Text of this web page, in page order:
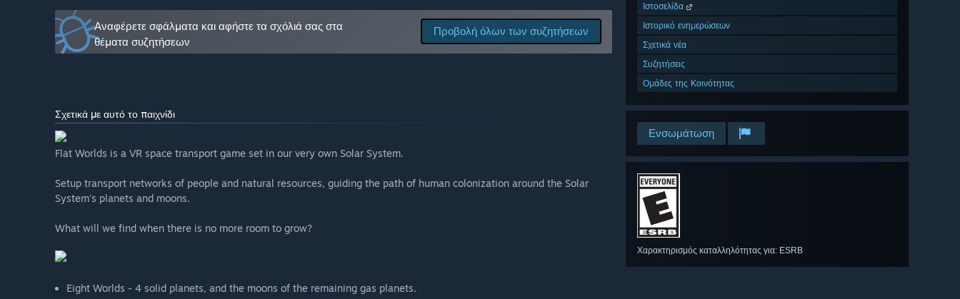
Ιστοσελίδα
Ιστορικό ενημερώσεων
Σχετικά νέα
Συζητήσεις
Ομάδες της Κοινότητας
Ενσωμάτωση
Χαρακτηρισμός καταλληλότητας για: ESRB
«6 out of 8 worlds are playable. There is currently no ending to the game.»
Το παιχνίδι θα έχει διαφορετική τιμή πριν και μετά την Πρόωρη πρόσβαση;
«The price may be slightly higher once the game hits full release.»
Προβολή όλων των συζητήσεων
Αναφέρετε σφάλματα και αφήστε τα σχόλιά σας στα
θέματα συζητήσεων
Σχετικά με αυτό το παιχνίδι
Flat Worlds is a VR space transport game set in our very own Solar System.
Setup transport networks of people and natural resources, guiding the path of human colonization around the Solar
System's planets and moons.
What will we find when there is no more room to grow?
Eight Worlds - 4 solid planets, and the moons of the remaining gas planets.